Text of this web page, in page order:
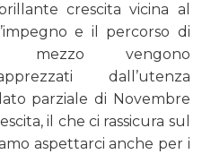
crescita vicina al
e il percorso di
mezzo vengono
dall’utenza
parziale di Novembre
il che ci rassicura sul
aspettarci anche per i